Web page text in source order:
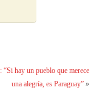
“Si hay un pueblo que merece
una alegría, es Paraguay”»